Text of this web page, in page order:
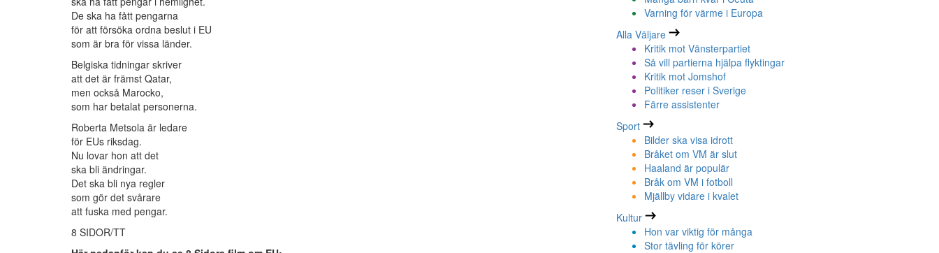
De ska ha fått pengarna
för att försöka ordna beslut i EU
som är bra för vissa länder.
Belgiska tidningar skriver
att det är främst Qatar,
men också Marocko,
som har betalat personerna.
Roberta Metsola är ledare
för EUs riksdag.
Nu lovar hon att det
ska bli ändringar.
Det ska bli nya regler
som gör det svårare
att fuska med pengar.
8 SIDOR/TT
Varning för värme i Europa
Alla Väljare
Kritik mot Vänsterpartiet
Så vill partierna hjälpa flyktingar
Kritik mot Jomshof
Politiker reser i Sverige
Färre assistenter
Sport
Bilder ska visa idrott
Bråket om VM är slut
Haaland är populär
Bråk om VM i fotboll
Mjällby vidare i kvalet
Kultur
Hon var viktig för många
Stor tävling för körer